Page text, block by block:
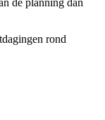
de planning dan
rond